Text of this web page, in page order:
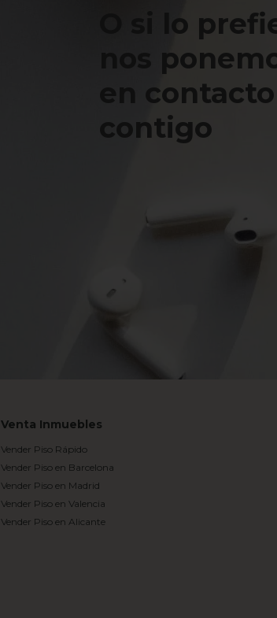
O si lo
nos
en contacto
contigo
Venta Inmuebles
Vender Piso Rápido
Vender Piso en Barcelona
Vender Piso en Madrid
Vender Piso en Valencia
Vender Piso en Alicante